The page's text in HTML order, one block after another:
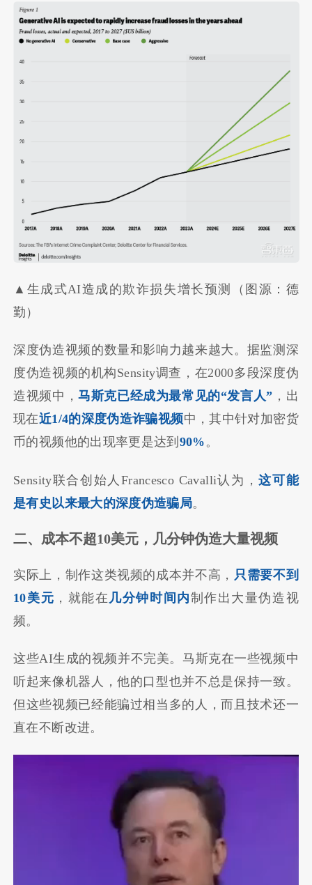
▲生成式AI造成的欺诈损失增长预测（图源：德
勤）
深度伪造视频的数量和影响力越来越大。据监测深
度伪造视频的机构Sensity调查，在2000多段深度伪
造视频中，马斯克已经成为最常见的“发言人” ，出
现在近1/4的深度伪造诈骗视频中，其中针对加密货
币的视频他的出现率更是达到 90% 。
Sensity联合创始人Francesco Cavalli认为，这可能
是有史以来最大的深度伪造骗局。
二、成本不超10美元，几分钟伪造大量视频
实际上，制作这类视频的成本并不高， 只需要不到
10美元 ，就能在 几分钟时间内制作出大量伪造视
频。
这些AI生成的视频并不完美。马斯克在一些视频中
听起来像机器人，他的口型也并不总是保持一致。
但这些视频已经能骗过相当多的人，而且技术还一
直在不断改进。